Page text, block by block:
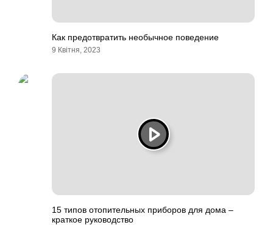
Как предотвратить необычное поведение
9 Квітня, 2023
15 типов отопительных приборов для дома –
краткое руководство